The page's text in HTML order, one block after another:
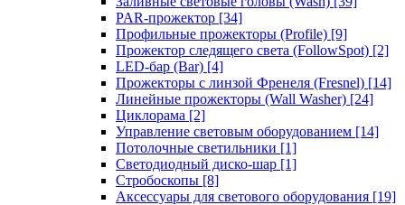
PAR-прожектор [34]
Профильные прожекторы (Profile) [9]
Прожектор следящего света (FollowSpot) [2]
LED-бар (Bar) [4]
Прожекторы с линзой Френеля (Fresnel) [14]
Линейные прожекторы (Wall Washer) [24]
Циклорама [2]
Управление световым оборудованием [14]
Потолочные светильники [1]
Светодиодный диско-шар [1]
Стробоскопы [8]
Аксессуары для светового оборудования [19]